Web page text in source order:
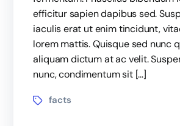
efficitur sapien dapibus sed.
iaculis erat ut enim tincidunt,
lorem mattis. Quisque sed nunc
aliquam dictum at ac velit.
nunc, condimentum sit […]
facts